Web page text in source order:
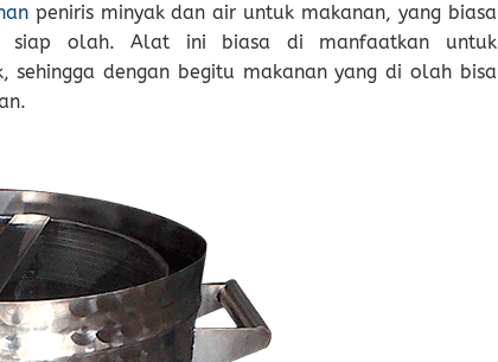
peniris minyak dan air untuk makanan, yang biasa
siap olah. Alat ini biasa di manfaatkan untuk
sehingga dengan begitu makanan yang di olah bisa